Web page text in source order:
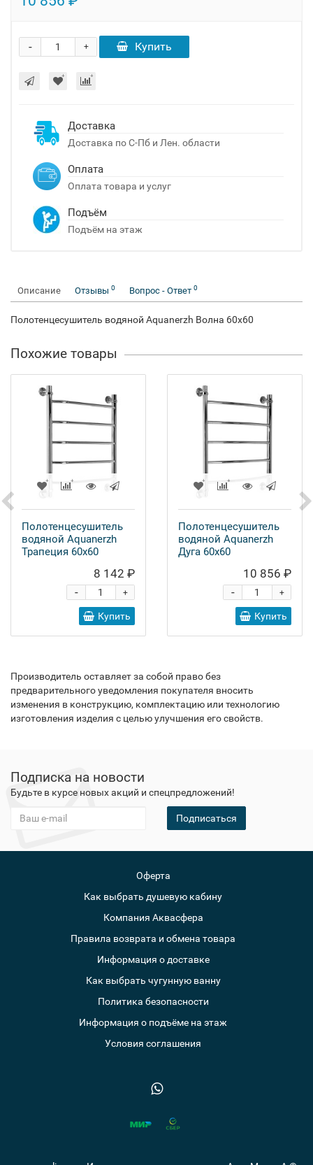
+
- Купить
Доставка
Доставка по С-Пб и Лен. области
Оплата
Оплата товара и услуг
Подъём
Подъём на этаж
Описание Отзывы 0 Вопрос - Ответ 0
Полотенцесушитель водяной Aquanerzh Волна 60х60
Похожие товары
Полотенцесушитель
водяной Aquanerzh
Трапеция 60х60
8 142 ₽
+
-
Купить
Полотенцесушитель
водяной Aquanerzh
Дуга 60х60
10 856 ₽
+
-
Купить
Производитель оставляет за собой право без
предварительного уведомления покупателя вносить
изменения в конструкцию, комплектацию или технологию
изготовления изделия с целью улучшения его свойств.
Подписка на новости
Будьте в курсе новых акций и спецпредложений!
Подписаться
Оферта
Как выбрать душевую кабину
Компания Аквасфера
Правила возврата и обмена товара
Информация о доставке
Как выбрать чугунную ванну
Политика безопасности
Информация о подъёме на этаж
Условия соглашения